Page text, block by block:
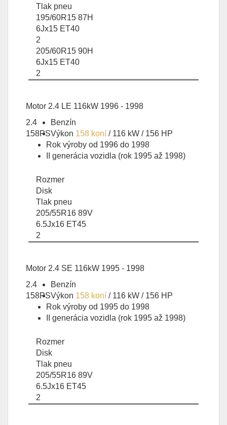
Tlak pneu
195/60R15 87H
6Jx15 ET40
2
205/60R15 90H
6Jx15 ET40
2
Motor 2.4 LE 116kW 1996 - 1998
2.4
158PS
Benzín
Výkon 158 koní / 116 kW / 156 HP
Rok výroby od 1996 do 1998
II generácia vozidla (rok 1995 až 1998)
Rozmer
Disk
Tlak pneu
205/55R16 89V
6.5Jx16 ET45
2
Motor 2.4 SE 116kW 1995 - 1998
2.4
158PS
Benzín
Výkon 158 koní / 116 kW / 156 HP
Rok výroby od 1995 do 1998
II generácia vozidla (rok 1995 až 1998)
Rozmer
Disk
Tlak pneu
205/55R16 89V
6.5Jx16 ET45
2